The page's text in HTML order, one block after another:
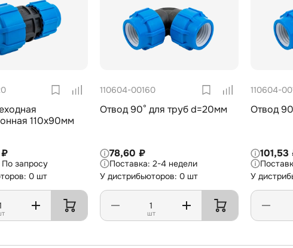
110х90мм
По запросу
0 шт
110604-00160
Отвод 90° для труб d=20мм
78,60 ₽
2-4 недели
У дистрибьюторов: 0 шт
шт
110604-
Отвод
101,53
У